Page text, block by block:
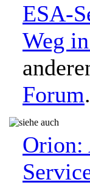
ESA-
Weg
Forum.
Orion: